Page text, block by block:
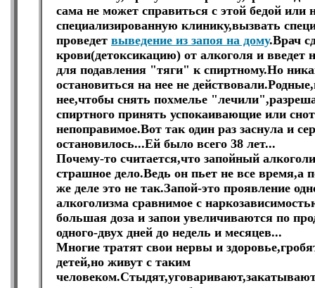
сама не может справиться с этой бедой или
специализированную клинику,вызвать
проведет выведение из запоя на дому.Врач
крови(детоксикацию) от алкоголя и
для подавления "тяги" к спиртному.Но
остановиться на нее не
нее,чтобы снять похмелье
спиртного принять успокаивающие или
непоправимое.Вот так один раз заснула и
остановилось...Ей было всего 38 лет...
Почему-то считается,что запойный
страшное дело.Ведь он пьет не все время,а
же деле это не так.Запой-это проявление
алкоголизма сравнимое с
большая доза и запои увеличиваются по
одного-двух дней до недель и месяцев...
Многие тратят свои нервы и
детей,но живут с таким